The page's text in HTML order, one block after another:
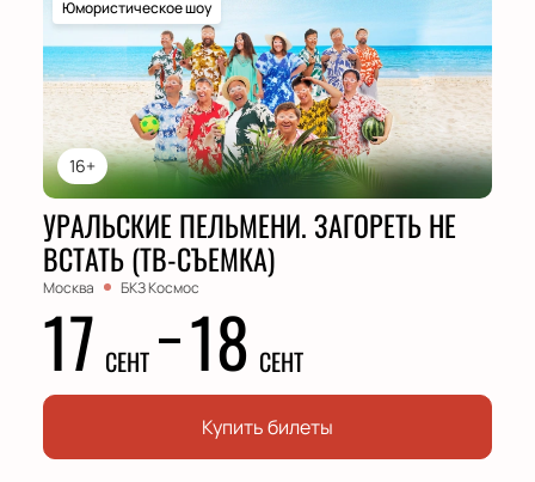
16+
Юмористическое шоу
УРАЛЬСКИЕ ПЕЛЬМЕНИ. ЗАГОРЕТЬ НЕ
ВСТАТЬ (ТВ-СЪЕМКА)
Москва БКЗ Космос
17 СЕНТ 18 СЕНТ
Купить билеты